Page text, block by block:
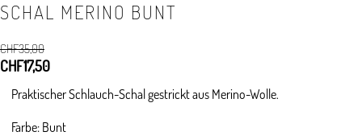
SCHAL MERINO BUNT
CHF35,00
Ursprünglicher
war:
CHF17,50Aktueller
ist:
Praktischer Schlauch-Schal gestrickt aus Merino-Wolle.
Farbe: Bunt